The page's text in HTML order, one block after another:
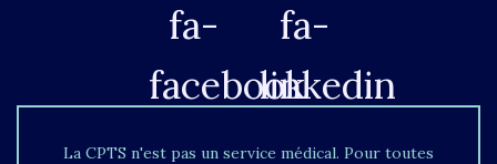
fa-
facebook
fa-
linkedin
La CPTS n'est pas un service médical. Pour toutes